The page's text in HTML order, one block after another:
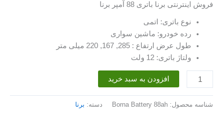
فروش اینترنتی برنا باتری 88 آمپر برنا
نوع باتری: اتمی
رده خودرو: ماشین سواری
طول عرض ارتفاع : 285, 167, 220 میلی متر
ولتاژ باتری: 12 ولت
باتری
88
افزودن به سبد خرید
شناسه محصول: Borna Battery 88ah دسته: برنا